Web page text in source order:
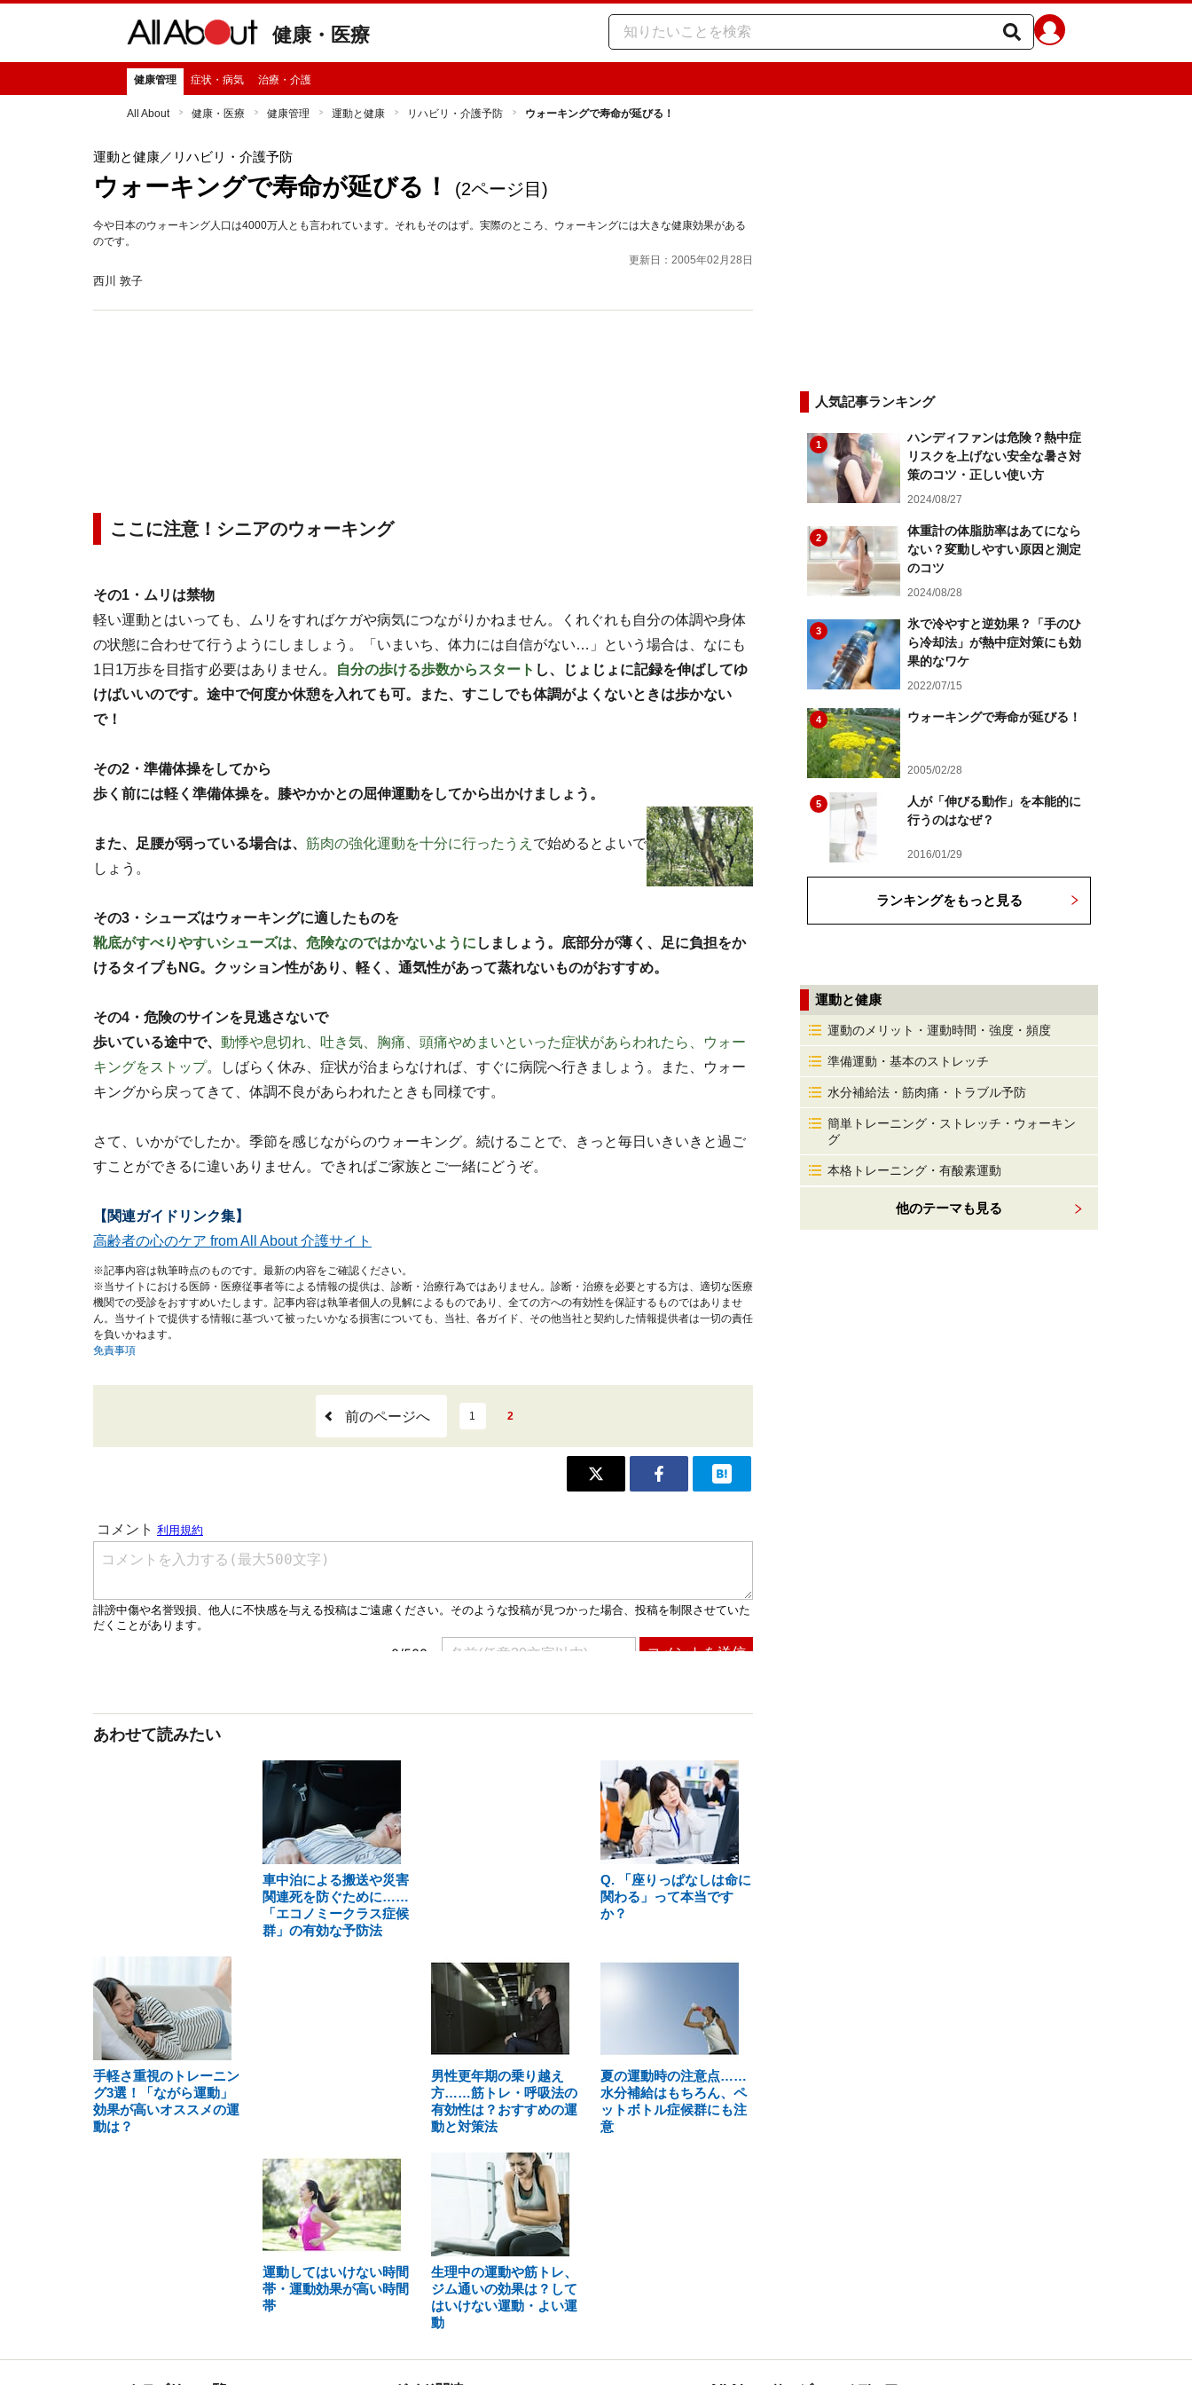
健康・医療
健康管理 症状・病気 治療・介護
All About 健康・医療 健康管理 運動と健康 リハビリ・介護予防 ウォーキングで寿命が延びる！
運動と健康／リハビリ・介護予防
ウォーキングで寿命が延びる！ (2ページ目)
今や日本のウォーキング人口は4000万人とも言われています。それもそのはず。実際のところ、ウォーキングには大きな健康効果がある
のです。
更新日：2005年02月28日
西川 敦子
ここに注意！シニアのウォーキング
その1・ムリは禁物
軽い運動とはいっても、ムリをすればケガや病気につながりかねません。くれぐれも自分の体調や身体
の状態に合わせて行うようにしましょう。「いまいち、体力には自信がない…」という場合は、なにも
1日1万歩を目指す必要はありません。
自分の歩ける歩数からスタート し、じょじょに記録を伸ばしてゆ
けばいいのです。途中で何度か休憩を入れても可。また、すこしでも体調がよくないときは歩かない
で！
その2・準備体操をしてから
歩く前には軽く準備体操を。膝やかかとの屈伸運動をしてから出かけましょう。
また、足腰が弱っている場合は、 筋肉の強化運動を十分に行ったうえ で始めるとよいで
しょう。
その3・シューズはウォーキングに適したものを
靴底がすべりやすいシューズは、危険なのではかないように しましょう。底部分が薄く、足に負担をか
けるタイプもNG。クッション性があり、軽く、通気性があって蒸れないものがおすすめ。
その4・危険のサインを見逃さないで
歩いている途中で、 動悸や息切れ、吐き気、胸痛、頭痛やめまいといった症状があらわれたら、ウォー
キングをストップ。しばらく休み、症状が治まらなければ、すぐに病院へ行きましょう。また、ウォー
キングから戻ってきて、体調不良があらわれたときも同様です。
さて、いかがでしたか。季節を感じながらのウォーキング。続けることで、きっと毎日いきいきと過ご
すことができるに違いありません。できればご家族とご一緒にどうぞ。
【関連ガイドリンク集】
高齢者の心のケア from All About 介護サイト
※記事内容は執筆時点のものです。最新の内容をご確認ください。
※当サイトにおける医師・医療従事者等による情報の提供は、診断・治療行為ではありません。診断・治療を必要とする方は、適切な医療
機関での受診をおすすめいたします。記事内容は執筆者個人の見解によるものであり、全ての方への有効性を保証するものではありませ
ん。当サイトで提供する情報に基づいて被ったいかなる損害についても、当社、各ガイド、その他当社と契約した情報提供者は一切の責任
を負いかねます。
免責事項
前のページへ 1 2
あわせて読みたい
車中泊による搬送や災害
関連死を防ぐために……
「エコノミークラス症候
群」の有効な予防法
Q. 「座りっぱなしは命に
関わる」って本当です
か？
手軽さ重視のトレーニン
グ3選！「ながら運動」
効果が高いオススメの運
動は？
男性更年期の乗り越え
方……筋トレ・呼吸法の
有効性は？おすすめの運
動と対策法
夏の運動時の注意点……
水分補給はもちろん、ペ
ットボトル症候群にも注
意
運動してはいけない時間
帯・運動効果が高い時間
帯
生理中の運動や筋トレ、
ジム通いの効果は？して
はいけない運動・よい運
動
人気記事ランキング
1
ハンディファンは危険？熱中症
リスクを上げない安全な暑さ対
策のコツ・正しい使い方
2024/08/27
2
体重計の体脂肪率はあてになら
ない？変動しやすい原因と測定
のコツ
2024/08/28
3
氷で冷やすと逆効果？「手のひ
ら冷却法」が熱中症対策にも効
果的なワケ
2022/07/15
4 ウォーキングで寿命が延びる！
2005/02/28
5
人が「伸びる動作」を本能的に
行うのはなぜ？
2016/01/29
ランキングをもっと見る
運動と健康
運動のメリット・運動時間・強度・頻度
準備運動・基本のストレッチ
水分補給法・筋肉痛・トラブル予防
簡単トレーニング・ストレッチ・ウォーキン
グ
本格トレーニング・有酸素運動
他のテーマも見る